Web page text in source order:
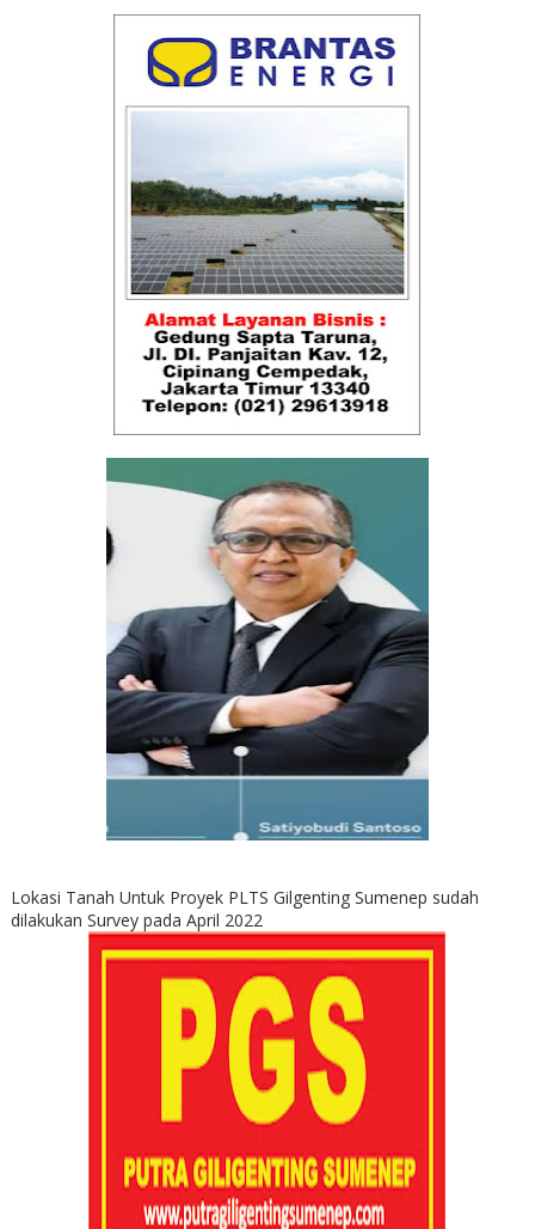
Lokasi Tanah Untuk Proyek PLTS Gilgenting Sumenep sudah
dilakukan Survey pada April 2022